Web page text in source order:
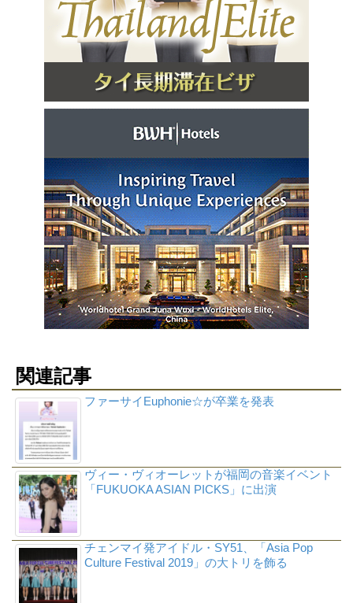
関連記事
ファーサイEuphonie☆が卒業を発表
ヴィー・ヴィオーレットが福岡の音楽イベント
「FUKUOKA ASIAN PICKS」に出演
チェンマイ発アイドル・SY51、「Asia Pop
Culture Festival 2019」の大トリを飾る